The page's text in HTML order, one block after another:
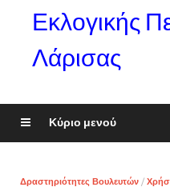
Εκλογικής
Λάρισας
Κύριο μενού
Δραστηριότητες Βουλευτών /